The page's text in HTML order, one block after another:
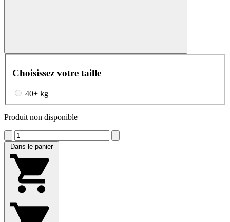
Choisissez votre taille
40+ kg
Produit non disponible
Dans le panier